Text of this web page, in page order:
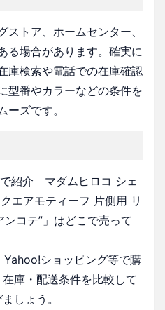
トア、ホームセンター、
る場合があります。確実に
庫検索や電話での在庫確認
型番やカラーなどの条件を
ーズです。
紹介 マダムヒロコ シェ
エアモティーフ 片側用 リ
コテ”」はどこで売って
ショッピング等で購
庫・配送条件を比較して
しょう。